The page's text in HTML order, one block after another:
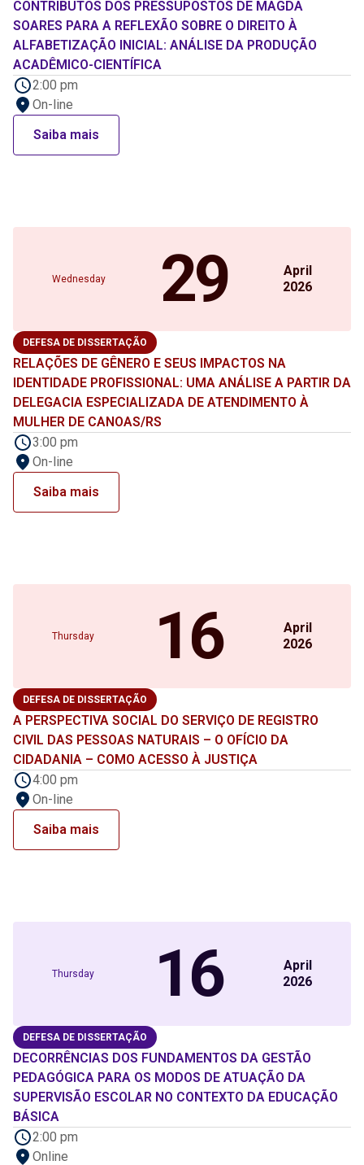
CONTRIBUTOS DOS PRESSUPOSTOS DE MAGDA
SOARES PARA A REFLEXÃO SOBRE O DIREITO À
ALFABETIZAÇÃO INICIAL: ANÁLISE DA PRODUÇÃO
ACADÊMICO-CIENTÍFICA
2:00 pm
On-line
Saiba mais
Wednesday 29
April
2026
DEFESA DE DISSERTAÇÃO
RELAÇÕES DE GÊNERO E SEUS IMPACTOS NA
IDENTIDADE PROFISSIONAL: UMA ANÁLISE A PARTIR DA
DELEGACIA ESPECIALIZADA DE ATENDIMENTO À
MULHER DE CANOAS/RS
3:00 pm
On-line
Saiba mais
Thursday 16
April
2026
DEFESA DE DISSERTAÇÃO
A PERSPECTIVA SOCIAL DO SERVIÇO DE REGISTRO
CIVIL DAS PESSOAS NATURAIS – O OFÍCIO DA
CIDADANIA – COMO ACESSO À JUSTIÇA
4:00 pm
On-line
Saiba mais
Thursday 16
April
2026
DEFESA DE DISSERTAÇÃO
DECORRÊNCIAS DOS FUNDAMENTOS DA GESTÃO
PEDAGÓGICA PARA OS MODOS DE ATUAÇÃO DA
SUPERVISÃO ESCOLAR NO CONTEXTO DA EDUCAÇÃO
BÁSICA
2:00 pm
Online